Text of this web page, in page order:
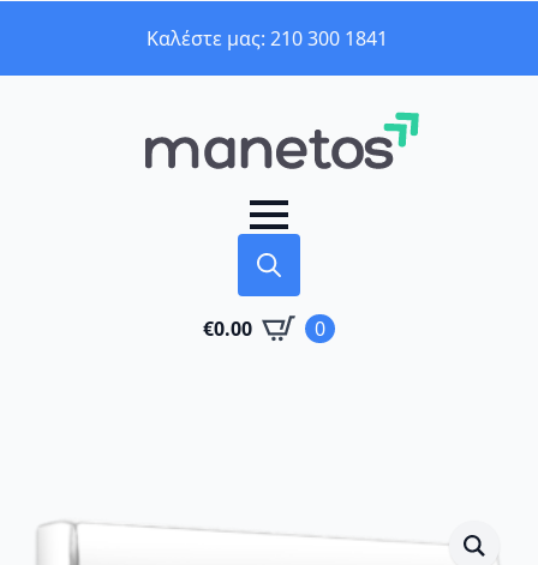
Καλέστε μας: 210 300 1841
for:
€0.00 0